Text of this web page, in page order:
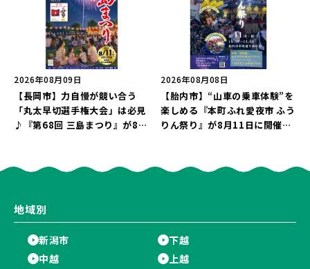
2026年08月09日
【長岡市】力自慢が競い合う
「丸太早切選手権大会」は必見
♪『第68回 三島まつり』が8月
2026年08月08日
【胎内市】“山車の乗車体験”を
楽しめる『本町ふれ愛夜市 ふう
りん祭り』が8月11日に開催！
地域別
新潟市
下越
中越
上越